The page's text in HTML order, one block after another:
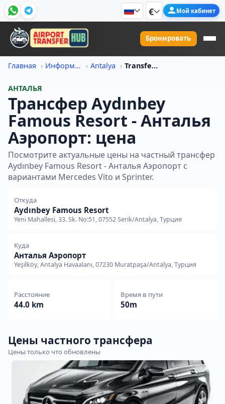
€ Мой кабинет
Бронировать
Главная Информация о ценах на трансфер Antalya Transfer Iz Aydinbey Famous Resort V Antalya Aeroport Tsena
АНТАЛЬЯ
Трансфер Aydınbey
Famous Resort - Анталья
Аэропорт: цена
Посмотрите актуальные цены на частный трансфер
Aydınbey Famous Resort - Анталья Аэропорт с
вариантами Mercedes Vito и Sprinter.
Откуда
Aydınbey Famous Resort
Yeni Mahallesi, 33. Sk. No:51, 07552 Serik/Antalya, Турция
Куда
Анталья Аэропорт
Yeşilköy, Antalya Havaalanı, 07230 Muratpaşa/Antalya, Турция
Расстояние
44.0 km
Время в пути
50m
Цены частного трансфера
Цены только что обновлены